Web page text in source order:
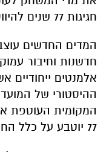
אלמנטים ייחודיים
המקומית העוטפת
77 יוטבע על כלל החולצות הרשמיות של השחקנים.
ההשקה הרשמית
ברשתות החברתיות
רבה בקרב